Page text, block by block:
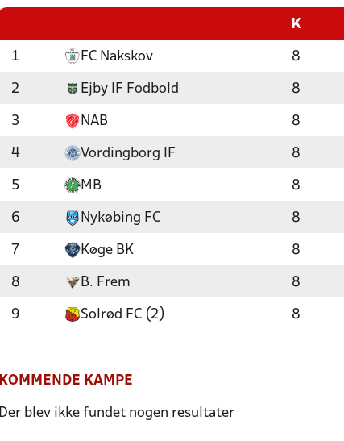
K
1 FC Nakskov 8
2 Ejby IF Fodbold 8
3 NAB 8
4 Vordingborg IF 8
5 MB 8
6 Nykøbing FC 8
7 Køge BK 8
8 B. Frem 8
9 Solrød FC (2) 8
KOMMENDE KAMPE
Der blev ikke fundet nogen resultater